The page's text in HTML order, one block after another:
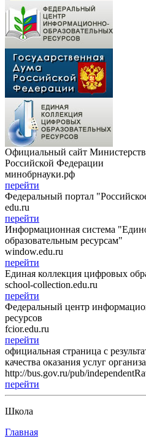
Официальный сайт
Российской Федерации
минобрнауки.рф
перейти
Федеральный портал
edu.ru
перейти
Информационная система
образовательным ресурсам"
window.edu.ru
перейти
Единая коллекция цифровых
school-collection.edu.ru
перейти
Федеральный центр
ресурсов
fcior.edu.ru
перейти
официальная страница с
качества оказания услуг
http://bus.gov.ru/pub/
перейти
Школа
Главная